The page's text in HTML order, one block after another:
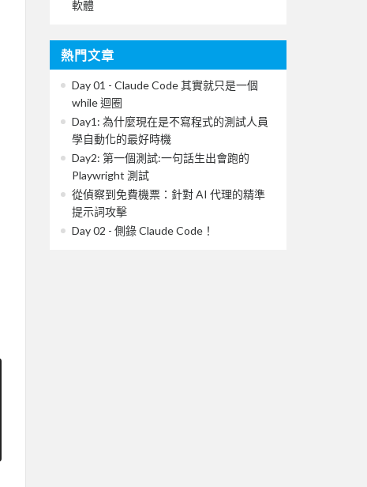
軟體
熱門文章
Day 01 - Claude Code 其實就只是一個
while 迴圈
Day1: 為什麼現在是不寫程式的測試人員
學自動化的最好時機
Day2: 第一個測試:一句話生出會跑的
Playwright 測試
從偵察到免費機票：針對 AI 代理的精準
提示詞攻擊
Day 02 - 側錄 Claude Code！